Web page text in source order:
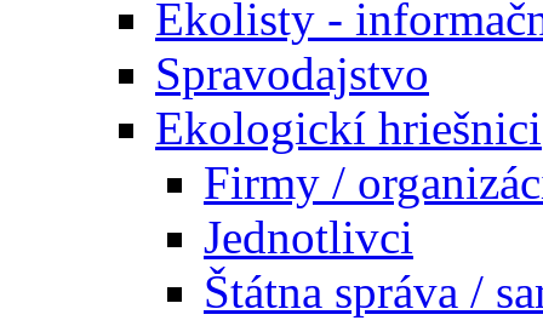
Ekolisty -
Spravodajstvo
Ekologickí hriešnici
Firmy /
Jednotlivci
Štátna správa /